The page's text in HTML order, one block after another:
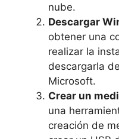
nube.
Descargar
obtener una
realizar la
descargarla
Microsoft.
Crear un
una
creación de